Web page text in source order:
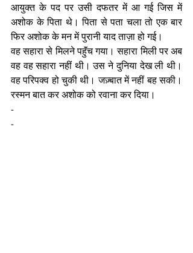
आयुक्त के पद पर उसी दफतर में आ गई जिस में
अशोक के पिता थे। पिता से पता चला तो एक बार
फिर अशोक के मन में पुरानी याद ताज़ा हो गई।
वह सहारा से मिलने पहुॅंच गया। सहारा मिली पर अब
वह वह सहारा नहीं थी। उस ने दुनिया देख ली थी।
वह परिपक्व हो चुकी थी। जज़्बात में नहीं बह सकी।
रस्मन बात कर अशोक को रवाना कर दिया।
-
-